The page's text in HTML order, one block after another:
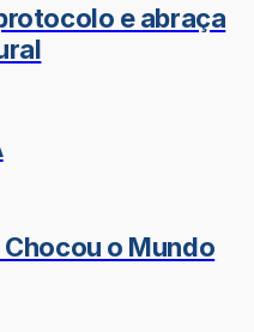
e abraça
Chocou o Mundo